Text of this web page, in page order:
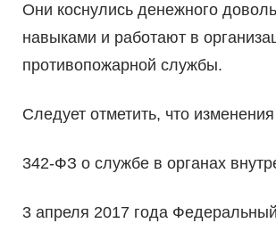
Они коснулись денежного
навыками и работают в
противопожарной службы.
Следует отметить, что
342-ФЗ о службе в органах
3 апреля 2017 года